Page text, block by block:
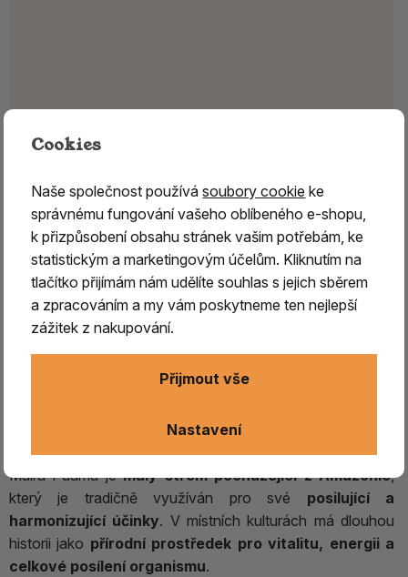
Muira Puama – dřevo pro energii a vitalitu
Muira Puama jemalý strom pocházející z Amazonie,
který je tradičně využíván pro své posilující a
harmonizující účinky. V místních kulturách má dlouhou
historii jako přírodní prostředek pro vitalitu, energii a
celkové posílení organismu.
Cookies
Naše společnost používásoubory cookie ke
správnému fungování vašeho oblíbeného e-shopu,
k přizpůsobení obsahu stránek vašim potřebám, ke
statistickým a marketingovým účelům. Kliknutím na
tlačítko přijímám nám udělíte souhlas s jejich sběrem
a zpracováním a my vám poskytneme ten nejlepší
zážitek z nakupování.
Nastavení
Přijmout vše